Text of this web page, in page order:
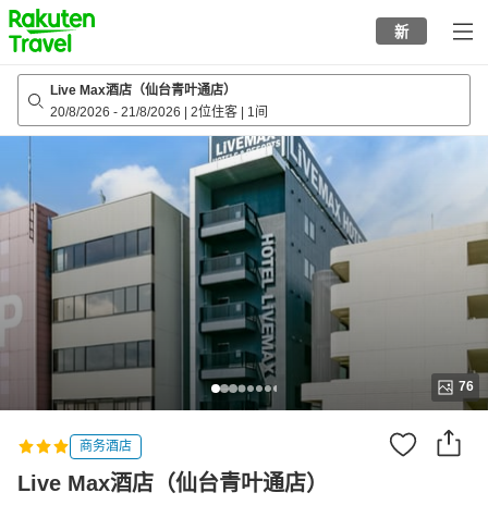
to
top
page
新
Live Max酒店（仙台青叶通店）
20/8/2026 - 21/8/2026 2位住客 1间
76
商务酒店
Live Max酒店（仙台青叶通店）